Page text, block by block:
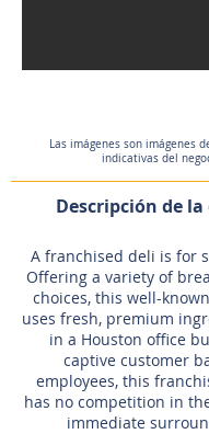
Las imágenes son imágenes
indicativas del
Descripción de
A franchised deli is for
Offering a variety of
choices, this well-
uses fresh, premium
in a Houston office
captive customer
employees, this
has no competition in
immediate